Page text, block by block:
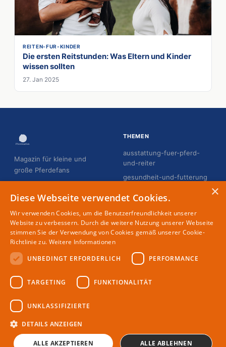
REITEN-FUR-KINDER
Die ersten Reitstunden: Was Eltern und Kinder
wissen sollten
27. Jan 2025
Magazin für kleine und
große Pferdefans
THEMEN
ausstattung-fuer-pferd-
und-reiter
gesundheit-und-futterung
reiten-fur-erwachsene
reiten-fur-kinder
MAGAZIN
Partner
Autoren
RECHTLICHES
Impressum
×
Diese Webseite verwendet Cookies.
Wir verwenden Cookies, um die Benutzerfreundlichkeit unserer
Website zu verbessern. Durch die weitere Nutzung unserer Webseite
stimmen Sie der Verwendung von Cookies gemäß unserer Cookie-
Richtlinie zu. Weitere Informationen
UNBEDINGT ERFORDERLICH
PERFORMANCE
TARGETING FUNKTIONALITÄT
UNKLASSIFIZIERTE
DETAILS ANZEIGEN
ALLE AKZEPTIEREN ALLE ABLEHNEN